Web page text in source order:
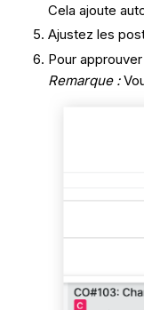
Cela ajoute
Ajustez les
Pour
Remarque :